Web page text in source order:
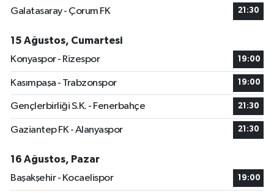
Galatasaray - Çorum FK
21:30
15 Ağustos, Cumartesi
Konyaspor - Rizespor
19:00
Kasımpaşa - Trabzonspor 19:00
Gençlerbirliği S.K. - Fenerbahçe 21:30
Gaziantep FK - Alanyaspor 21:30
16 Ağustos, Pazar
Başakşehir - Kocaelispor
19:00